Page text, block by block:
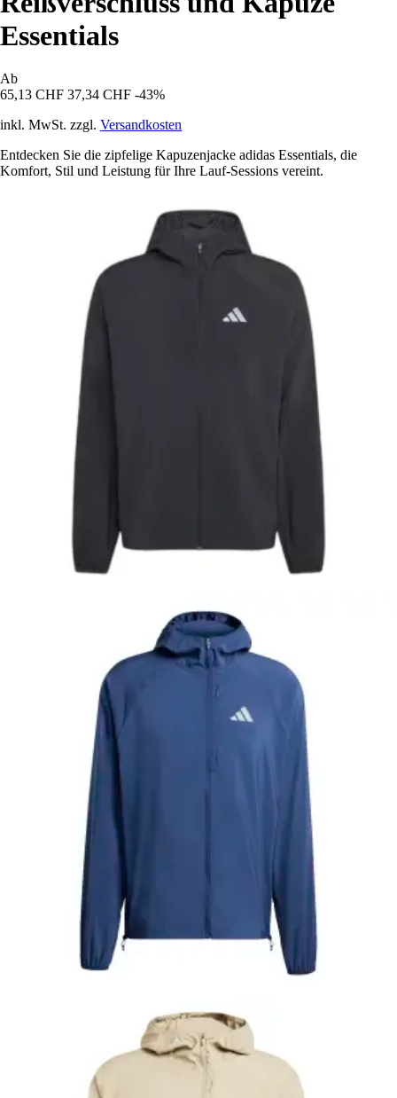
Essentials
Ab
65,13 CHF 37,34 CHF -43%
inkl. MwSt. zzgl. Versandkosten
Entdecken Sie die zipfelige Kapuzenjacke adidas Essentials, die
Komfort, Stil und Leistung für Ihre Lauf-Sessions vereint.